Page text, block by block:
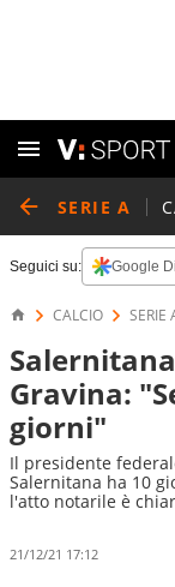
SERIE A
Seguici su: Google
CALCIO SERIE
Gravina:
giorni"
Il presidente
Salernitana ha 10
l'atto notarile è
21/12/21 17:12